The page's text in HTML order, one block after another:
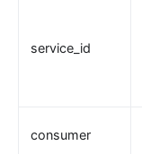
service_id
consumer